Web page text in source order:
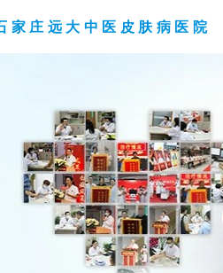
家庄远大中医皮肤病医院